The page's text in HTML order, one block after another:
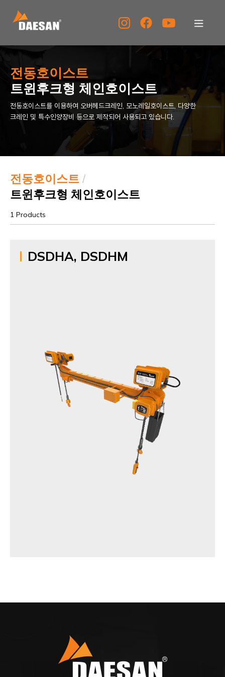
제품소개
자료실
홍보센터
KOR ENG
전동호이스트
트윈후크형 체인호이스트
전동호이스트를 이용하여 오버헤드크레인, 모노레일호이스트, 다양한
크레인 및 특수인양장비 등으로 제작되어 사용되고 있습니다.
전동호이스트 /
트윈후크형 체인호이스트
1 Products
DSDHA, DSDHM
Twin Hook Hoist
DSDHA, DSDHM
1t,1.5t,2t,2.5t,3t,5t